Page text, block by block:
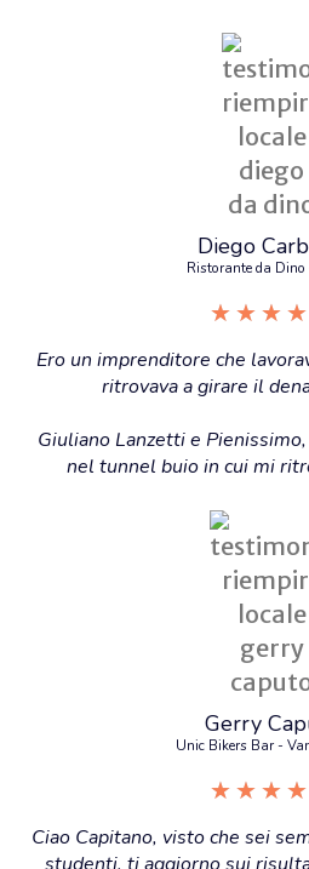
Diego
Ristorante da Dino
★ ★ ★ ★
Ero un imprenditore che
ritrovava a girare il
Giuliano Lanzetti e
nel tunnel buio in cui mi
Gerry
Unic Bikers Bar -
★ ★ ★ ★
Ciao Capitano, visto che sei